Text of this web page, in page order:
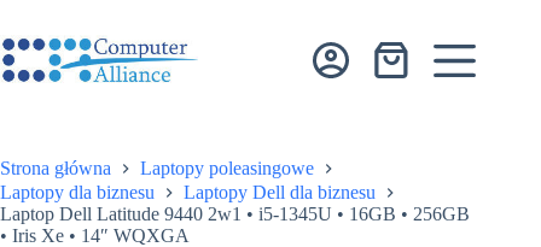
treści
Koszyk
Strona główna
Laptopy poleasingowe
Laptopy dla biznesu
Laptopy Dell dla biznesu
Laptop Dell Latitude 9440 2w1 • i5-1345U • 16GB • 256GB
• Iris Xe • 14″ WQXGA